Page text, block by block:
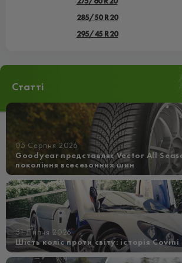
285/50 R20
295/45 R20
Статті
05 Серпня 2026
Goodyear представляє Vector All
покоління всесезонних шин
31 Липня 2026
Шість коліс проти світу: історія Covini